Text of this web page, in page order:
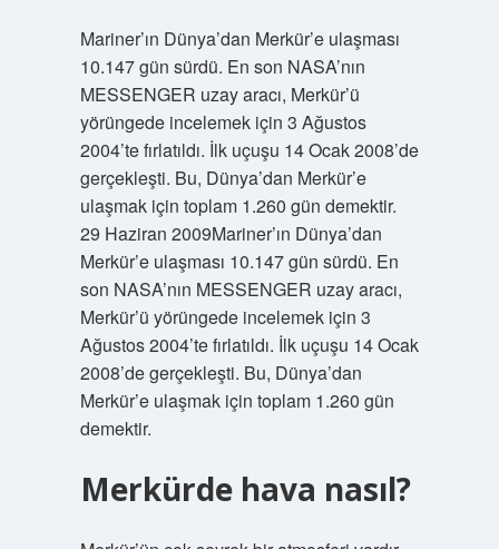
Mariner’ın Dünya’dan Merkür’e ulaşması
10.147 gün sürdü. En son NASA’nın
MESSENGER uzay aracı, Merkür’ü
yörüngede incelemek için 3 Ağustos
2004’te fırlatıldı. İlk uçuşu 14 Ocak 2008’de
gerçekleşti. Bu, Dünya’dan Merkür’e
ulaşmak için toplam 1.260 gün demektir.
29 Haziran 2009Mariner’ın Dünya’dan
Merkür’e ulaşması 10.147 gün sürdü. En
son NASA’nın MESSENGER uzay aracı,
Merkür’ü yörüngede incelemek için 3
Ağustos 2004’te fırlatıldı. İlk uçuşu 14 Ocak
2008’de gerçekleşti. Bu, Dünya’dan
Merkür’e ulaşmak için toplam 1.260 gün
demektir.
Merkürde hava nasıl?